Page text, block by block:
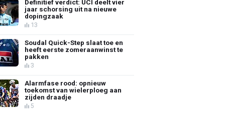
Definitief verdict: UCI deelt vier
jaar schorsing uit na nieuwe
dopingzaak
13
Soudal Quick-Step slaat toe en
heeft eerste zomeraanwinst te
pakken
3
Alarmfase rood: opnieuw
toekomst van wielerploeg aan
zijden draadje
5